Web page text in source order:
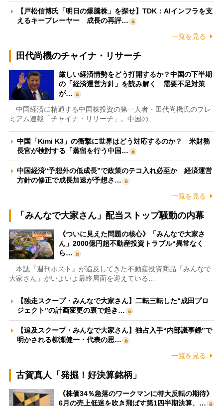
【戸松信博氏「明日の爆騰株」を探せ】TDK：AIインフラを支
えるキープレーヤー 成長の再評…
一覧を見る
田代尚機のチャイナ・リサーチ
厳しい経済情勢をどう打開するか？中国の下半期
の「経済運営方針」を読み解く 需要不足対策
が…
中国経済に精通する中国株投資の第一人者・田代尚機氏のプレ
ミアム連載「チャイナ・リサーチ」。中国の…
中国「Kimi K3」の衝撃に世界はどう対応するのか？ 米財務
長官が検討する「蒸留を行う中国…
中国経済“予想外の低成長”で政策のテコ入れ必至か 経済運営
方針の修正で成長加速が予想さ…
一覧を見る
「みんなで大家さん」配当ストップ騒動の内幕
《ついに見えた問題の核心》「みんなで大家さ
ん」2000億円超不動産投資トラブル“異常なく
ら…
本誌『週刊ポスト』が追及してきた不動産投資商品「みんなで
大家さん」がいよいよ最終局面を迎えている…
【独走スクープ・みんなで大家さん】二転三転した“成田プロ
ジェクト”の計画変更の裏で起き…
【追及スクープ・みんなで大家さん】独占入手“内部議事録”で
明かされる柳瀬健一・代表の思…
一覧を見る
古賀真人「発掘！好決算銘柄」
《株価34％急落のワークマンに特大反転の期待》
6月の売上低迷を吹き飛ばす第1四半期決算、…